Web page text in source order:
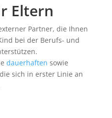
Eltern
Partner, die Ihnen
bei der Berufs- und
dauerhaften sowie
sich in erster Linie an